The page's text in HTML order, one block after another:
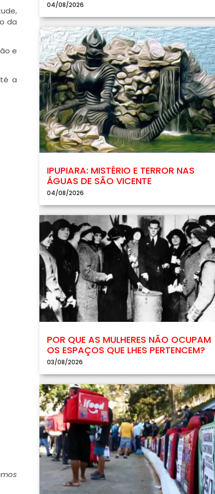
da
e
a
04/08/2026
IPUPIARA: MISTÉRIO E TERROR NAS
ÁGUAS DE SÃO VICENTE
04/08/2026
POR QUE AS MULHERES NÃO OCUPAM
OS ESPAÇOS QUE LHES PERTENCEM?
03/08/2026